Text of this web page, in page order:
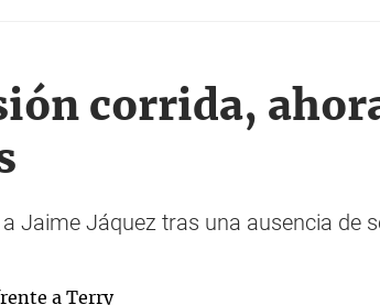
corrida,
Jaime Jáquez tras una ausencia de